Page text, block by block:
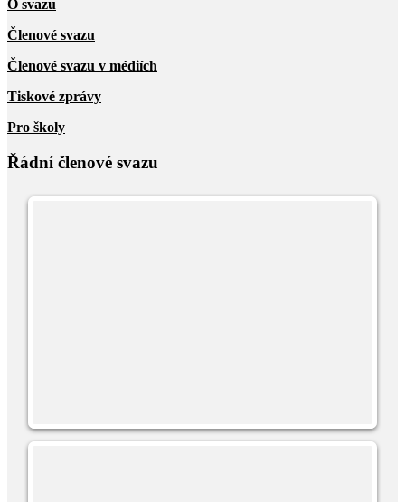
O svazu
Členové svazu
Členové svazu v médiích
Tiskové zprávy
Pro školy
Řádní členové svazu